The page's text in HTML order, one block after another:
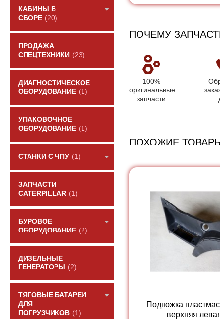
КАБИНЫ В
СБОРЕ (20)
ПРОДАЖА
СПЕЦТЕХНИКИ (23)
ДИАГНОСТИЧЕСКОЕ
ОБОРУДОВАНИЕ (1)
УПАКОВОЧНОЕ
ОБОРУДОВАНИЕ (1)
СТАНКИ С ЧПУ (1)
ЗАПЧАСТИ
CATERPILLAR (1)
БУРОВОЕ
ОБОРУДОВАНИЕ (2)
ДИЗЕЛЬНЫЕ
ГЕНЕРАТОРЫ
(2)
ТЯГОВЫЕ БАТАРЕИ
ДЛЯ
ПОГРУЗЧИКОВ (1)
ПОЧЕМУ
100%
оригинальные
запчасти
ПОХОЖИЕ
Подножка
верхняя